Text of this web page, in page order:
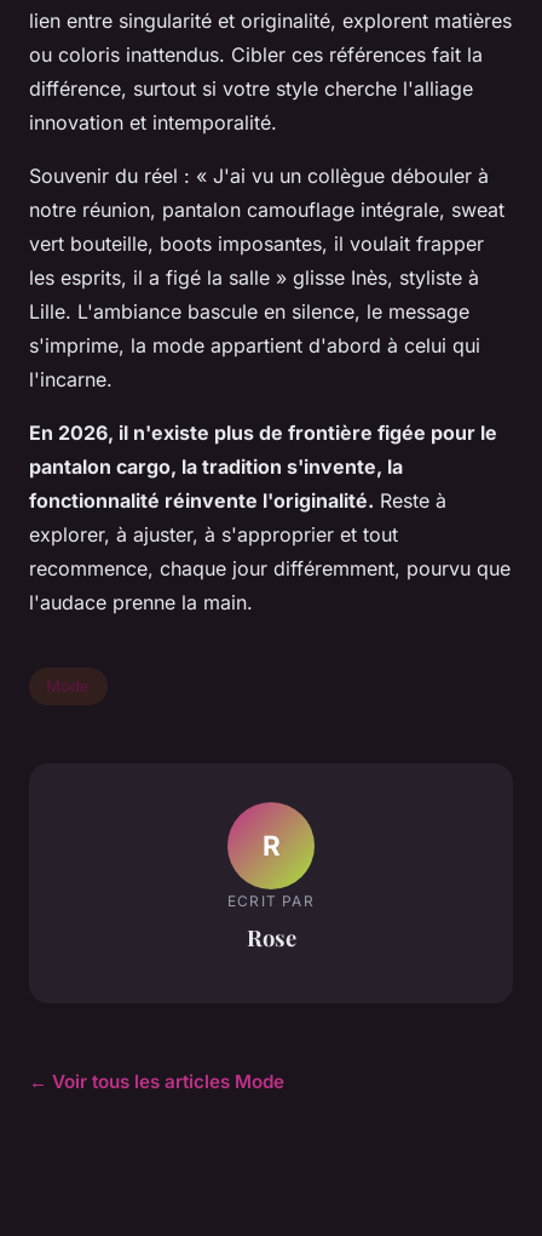
lien entre singularité et originalité, explorent matières
ou coloris inattendus. Cibler ces références fait la
différence, surtout si votre style cherche l'alliage
innovation et intemporalité.
Souvenir du réel : « J'ai vu un collègue débouler à
notre réunion, pantalon camouflage intégrale, sweat
vert bouteille, boots imposantes, il voulait frapper
les esprits, il a figé la salle » glisse Inès, styliste à
Lille. L'ambiance bascule en silence, le message
s'imprime, la mode appartient d'abord à celui qui
l'incarne.
En 2026, il n'existe plus de frontière figée pour le
pantalon cargo, la tradition s'invente, la
fonctionnalité réinvente l'originalité. Reste à
explorer, à ajuster, à s'approprier et tout
recommence, chaque jour différemment, pourvu que
l'audace prenne la main.
Mode
R
ECRIT PAR
Rose
← Voir tous les articles Mode